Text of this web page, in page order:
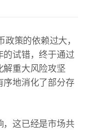
策的依赖过大，
试错，终于通过
重大风险攻坚
地消化了部分存
这已经是市场共